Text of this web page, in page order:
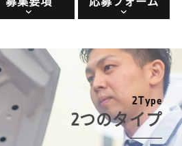
2Type
2つのタイプ